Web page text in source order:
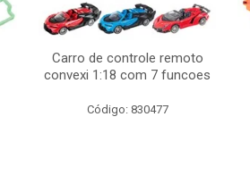
Carro de controle remoto
convexi 1:18 com 7 funcoes
Código: 830477